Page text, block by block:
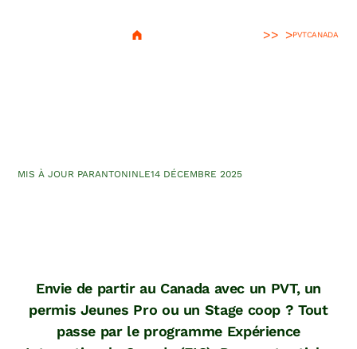
> PVTCANADA
MIS À JOUR PARANTONINLE14 DÉCEMBRE 2025
Envie de partir au Canada avec un PVT, un
permis Jeunes Pro ou un Stage coop ? Tout
passe par le programme Expérience